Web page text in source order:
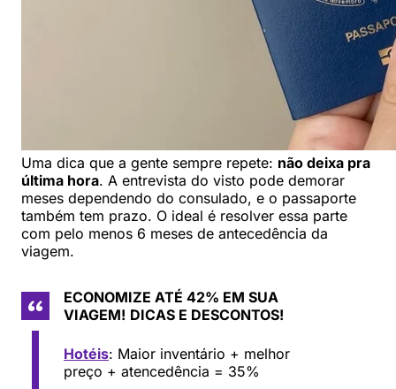
Uma dica que a gente sempre repete: não deixa pra
última hora. A entrevista do visto pode demorar
meses dependendo do consulado, e o passaporte
também tem prazo. O ideal é resolver essa parte
com pelo menos 6 meses de antecedência da
viagem.
ECONOMIZE ATÉ 42% EM SUA
VIAGEM! DICAS E DESCONTOS!
Hotéis: Maior inventário + melhor
preço + atencedência = 35%